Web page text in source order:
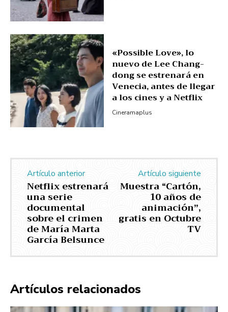
«Possible Love», lo
nuevo de Lee Chang-
dong se estrenará en
Venecia, antes de llegar
a los cines y a Netflix
Cineramaplus
Artículo anterior
Netflix estrenará
una serie
documental
sobre el crimen
de María Marta
García Belsunce
Artículo siguiente
Muestra “Cartón,
10 años de
animación”,
gratis en Octubre
TV
Artículos relacionados